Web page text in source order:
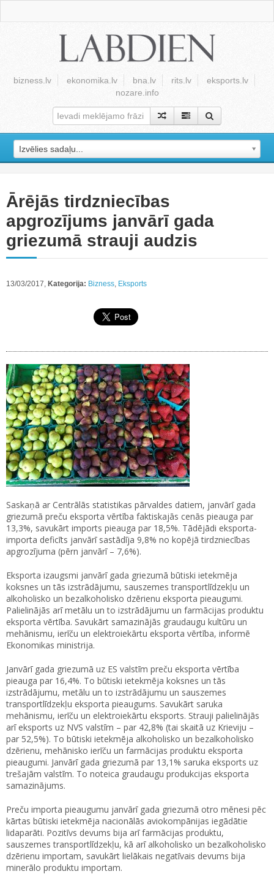
bizness.lv ekonomika.lv bna.lv rits.lv
eksports.lv
nozare.info
Izvēlies sadaļu...
Ārējās tirdzniecības
apgrozījums janvārī gada
griezumā strauji audzis
13/03/2017, Kategorija: Bizness, Eksports
Saskaņā ar Centrālās statistikas pārvaldes datiem, janvārī gada
griezumā preču eksporta vērtība faktiskajās cenās pieauga par
13,3%, savukārt imports pieauga par 18,5%. Tādējādi eksporta-
importa deficīts janvārī sastādīja 9,8% no kopējā tirdzniecības
apgrozījuma (pērn janvārī – 7,6%).
Eksporta izaugsmi janvārī gada griezumā būtiski ietekmēja
koksnes un tās izstrādājumu, sauszemes transportlīdzekļu un
alkoholisko un bezalkoholisko dzērienu eksporta pieaugumi.
Palielinājās arī metālu un to izstrādājumu un farmācijas produktu
eksporta vērtība. Savukārt samazinājās graudaugu kultūru un
mehānismu, ierīču un elektroiekārtu eksporta vērtība, informē
Ekonomikas ministrija.
Janvārī gada griezumā uz ES valstīm preču eksporta vērtība
pieauga par 16,4%. To būtiski ietekmēja koksnes un tās
izstrādājumu, metālu un to izstrādājumu un sauszemes
transportlīdzekļu eksporta pieaugums. Savukārt saruka
mehānismu, ierīču un elektroiekārtu eksports. Strauji palielinājās
arī eksports uz NVS valstīm – par 42,8% (tai skaitā uz Krieviju –
par 52,5%). To būtiski ietekmēja alkoholisko un bezalkoholisko
dzērienu, mehānisko ierīču un farmācijas produktu eksporta
pieaugumi. Janvārī gada griezumā par 13,1% saruka eksports uz
trešajām valstīm. To noteica graudaugu produkcijas eksporta
samazinājums.
Preču importa pieaugumu janvārī gada griezumā otro mēnesi pēc
kārtas būtiski ietekmēja nacionālās aviokompānijas iegādātie
lidaparāti. Pozitīvs devums bija arī farmācijas produktu,
sauszemes transportlīdzekļu, kā arī alkoholisko un bezalkoholisko
dzērienu importam, savukārt lielākais negatīvais devums bija
minerālo produktu importam.